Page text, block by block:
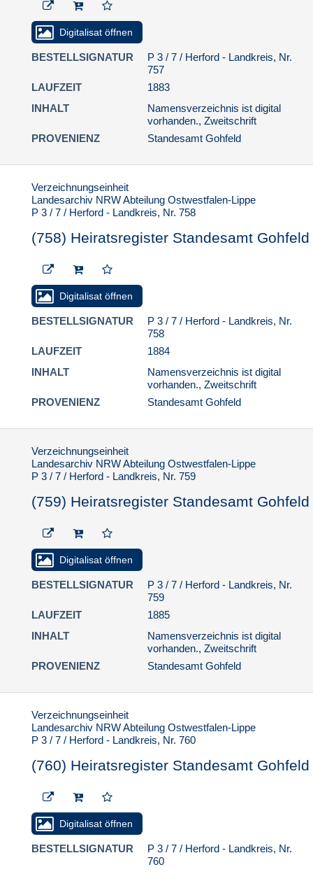
8. Standesamt Hiddenhausen
9. Standesamt Kirchlengern
10. Standesamt Löhne
11. Standesamt Mennighüffen
12. Standesamt Obernbeck
13. Standesamt
15. Standesamt Stift
Quernheim
P 3 / 8 / Höxter - Landkreis
P 3 / 9 / Lemgo - Landkreis
P 3 / 10 / Lübbecke - Landkreis
P 3 / 12 / Paderborn - Landkreis
P 3 / 13 / Warburg - Landkreis
P 3 RV / Randvermerke
Regierungsbezirk Detmold
P 3 HWM / Hinweismitteilungen
Regierungsbezirk Detmold
Regierungsbezirk Detmold
1.5.2.3. Regierungsbezirk Arnsberg
1.5.2.4. Regierungsbezirk Münster
1.5.2.5. Namensverzeichnisse fremder
1.5.3. Personenstandsfälle von Juden in
Westfalen-Lippe
Digitalisat öffnen
BESTELLSIGNATUR
P 3 / 7 / Herford - Landkreis, Nr.
757
LAUFZEIT
1883
INHALT
Namensverzeichnis ist digital
vorhanden., Zweitschrift
PROVENIENZ
Standesamt Gohfeld
Verzeichnungseinheit
Landesarchiv NRW Abteilung Ostwestfalen-Lippe
P 3 / 7 / Herford - Landkreis, Nr. 758
(758) Heiratsregister Standesamt Gohfeld
Digitalisat öffnen
BESTELLSIGNATUR
P 3 / 7 / Herford - Landkreis, Nr.
758
LAUFZEIT
1884
INHALT
Namensverzeichnis ist digital
vorhanden., Zweitschrift
PROVENIENZ
Standesamt Gohfeld
Verzeichnungseinheit
Landesarchiv NRW Abteilung Ostwestfalen-Lippe
P 3 / 7 / Herford - Landkreis, Nr. 759
(759) Heiratsregister Standesamt Gohfeld
Digitalisat öffnen
BESTELLSIGNATUR
P 3 / 7 / Herford - Landkreis, Nr.
759
LAUFZEIT
1885
INHALT
Namensverzeichnis ist digital
vorhanden., Zweitschrift
PROVENIENZ
Standesamt Gohfeld
Verzeichnungseinheit
Landesarchiv NRW Abteilung Ostwestfalen-Lippe
P 3 / 7 / Herford - Landkreis, Nr. 760
(760) Heiratsregister Standesamt Gohfeld
Digitalisat öffnen
BESTELLSIGNATUR
P 3 / 7 / Herford - Landkreis, Nr.
760